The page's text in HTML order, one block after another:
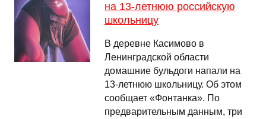
на 13-летнюю российскую
школьницу
В деревне Касимово в
Ленинградской области
домашние бульдоги напали на
13-летнюю школьницу. Об этом
сообщает «Фонтанка». По
предварительным данным, три